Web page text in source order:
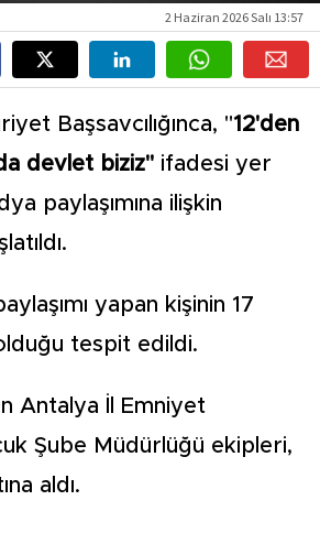
2 Haziran 2026 Salı 13:57
Başsavcılığınca, "12'den
devlet biziz" ifadesi yer
paylaşımına ilişkin
yapan kişinin 17
tespit edildi.
Antalya İl Emniyet
Şube Müdürlüğü ekipleri,
aldı.